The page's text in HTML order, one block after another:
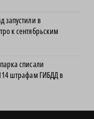
запустили в
к сентябрьским
списали
штрафам ГИБДД в